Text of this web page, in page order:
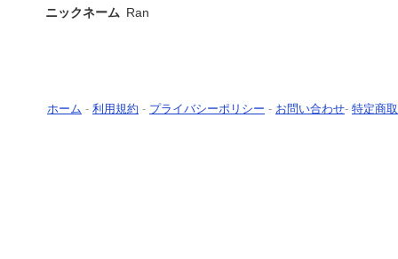
ニックネーム Ran
ホーム - 利用規約 - プライバシーポリシー - お問い合わせ- 特定商